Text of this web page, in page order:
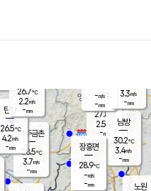
양주
27.8℃
2.5
-mm
파주금촌
28.5℃
3.7m/s
-mm
탄현
26.5℃
4.2m/s
-mm
은평
노원
남방
30.2℃
3.4m/s
-mm
장흥면
28.9℃
-m/s
-mm
-m/s
-mm
26.7℃
2.2m/s
-mm
3.3m/s
-mm